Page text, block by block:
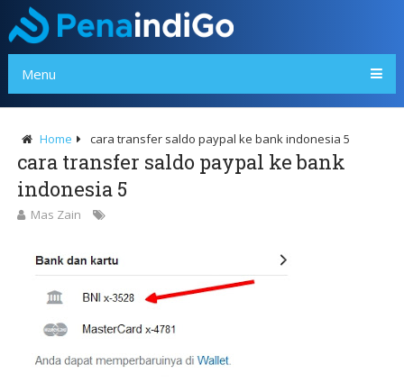
Menu
Home cara transfer saldo paypal ke bank indonesia 5
cara transfer saldo paypal ke bank
indonesia 5
Mas Zain